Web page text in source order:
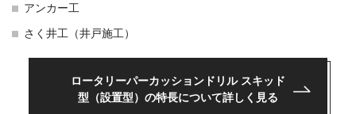
アンカー工
さく井工（井戸施工）
ロータリーパーカッションドリル スキッド
型 （設置型）の特長について詳しく見る